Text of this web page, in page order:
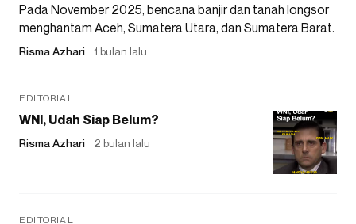
Pada November 2025, bencana banjir dan tanah longsor
menghantam Aceh, Sumatera Utara, dan Sumatera Barat.
Risma Azhari 1 bulan lalu
EDITORIAL
WNI, Udah Siap Belum?
Risma Azhari 2 bulan lalu
EDITORIAL